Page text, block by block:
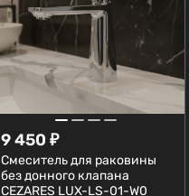
9 450 ₽
Смеситель для раковины
без донного клапана
CEZARES LUX-LS-01-W0